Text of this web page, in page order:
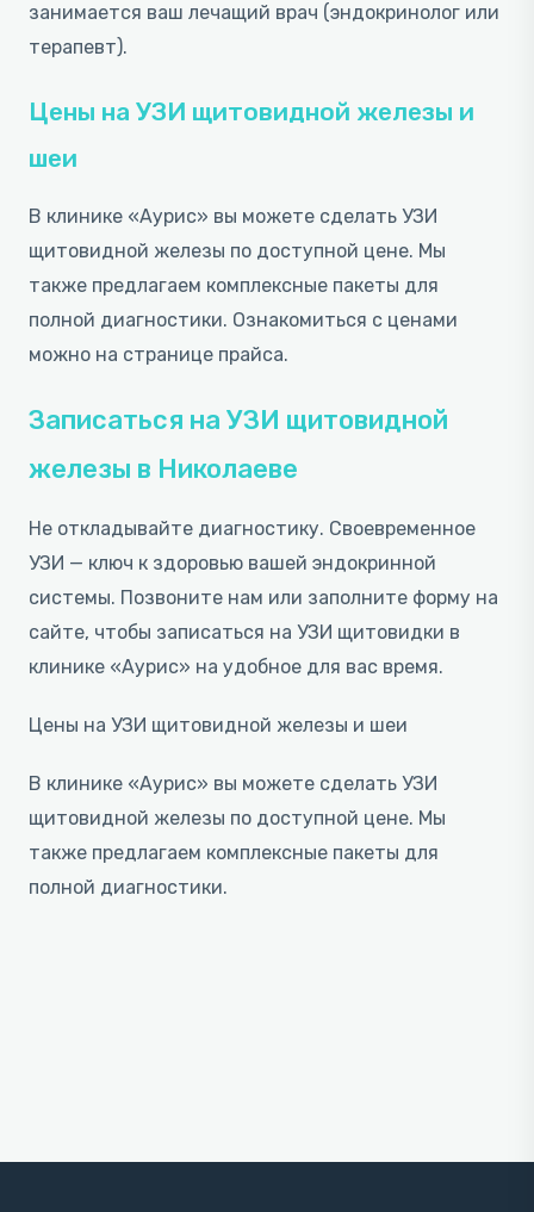
занимается ваш лечащий врач (эндокринолог или
терапевт).
Цены на УЗИ щитовидной железы и
шеи
В клинике «Аурис» вы можете сделать УЗИ
щитовидной железы по доступной цене. Мы
также предлагаем комплексные пакеты для
полной диагностики. Ознакомиться с ценами
можно на странице прайса.
Записаться на УЗИ щитовидной
железы в Николаеве
Не откладывайте диагностику. Своевременное
УЗИ — ключ к здоровью вашей эндокринной
системы. Позвоните нам или заполните форму на
сайте, чтобы записаться на УЗИ щитовидки в
клинике «Аурис» на удобное для вас время.
Цены на УЗИ щитовидной железы и шеи
В клинике «Аурис» вы можете сделать УЗИ
щитовидной железы по доступной цене. Мы
также предлагаем комплексные пакеты для
полной диагностики.